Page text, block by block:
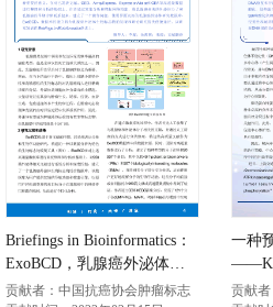
Briefings in Bioinformatics：
ExoBCD，乳腺癌外泌体数
据库
贡献者： 中国抗癌协会肿瘤标志
一种
贡献